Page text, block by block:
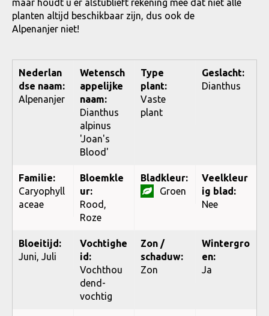
maar houdt u er alstublieft rekening mee dat niet alle
planten altijd beschikbaar zijn, dus ook de
Alpenanjer niet!
Nederlan
dse naam:
Alpenanjer
Wetensch
appelijke
naam:
Dianthus
alpinus
'Joan's
Blood'
Type
plant:
Vaste
plant
Geslacht:
Dianthus
Familie:
Caryophyll
aceae
Bloemkle
ur:
Rood,
Roze
Bladkleur:
Groen
Veelkleur
ig blad:
Nee
Bloeitijd:
Juni, Juli
Vochtighe
id:
Vochthou
dend-
vochtig
Zon /
schaduw:
Zon
Wintergro
en:
Ja